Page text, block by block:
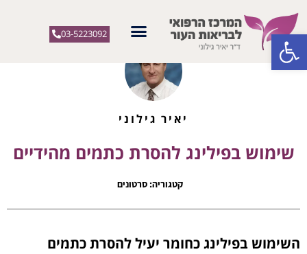
פתח סרגל נגישות 03-5223092
יאיר גילוני
שימוש בפילינג להסרת כתמים מהידיים
קטגוריה: סרטונים
השימוש בפילינג כחומר יעיל להסרת כתמים